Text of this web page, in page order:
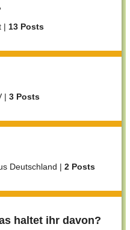
| 13 Posts
| 3 Posts
Deutschland | 2 Posts
haltet ihr davon?